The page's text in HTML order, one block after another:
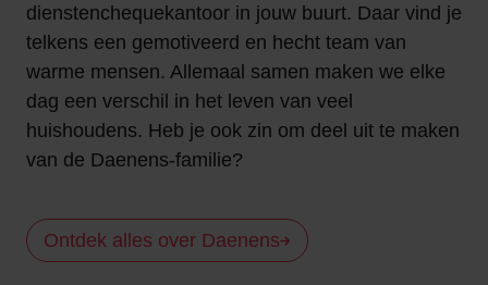
dienstenchequekantoor in jouw buurt. Daar vind je
telkens een gemotiveerd en hecht team van
warme mensen. Allemaal samen maken we elke
dag een verschil in het leven van veel
huishoudens. Heb je ook zin om deel uit te maken
van de Daenens-familie?
Ontdek alles over Daenens